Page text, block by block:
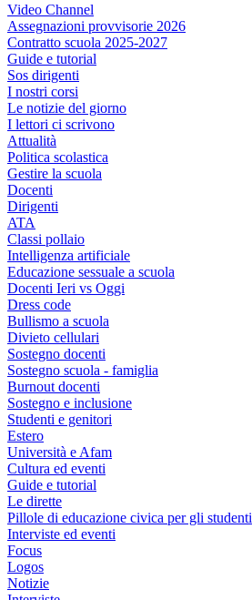
Video Channel
Assegnazioni provvisorie 2026
Contratto scuola 2025-2027
Guide e tutorial
Sos dirigenti
I nostri corsi
Le notizie del giorno
I lettori ci scrivono
Attualità
Politica scolastica
Gestire la scuola
Docenti
Dirigenti
ATA
Classi pollaio
Intelligenza artificiale
Educazione sessuale a scuola
Docenti Ieri vs Oggi
Dress code
Bullismo a scuola
Divieto cellulari
Sostegno docenti
Sostegno scuola - famiglia
Burnout docenti
Sostegno e inclusione
Studenti e genitori
Estero
Università e Afam
Cultura ed eventi
Guide e tutorial
Le dirette
Pillole di educazione civica per gli studenti
Interviste ed eventi
Focus
Logos
Notizie